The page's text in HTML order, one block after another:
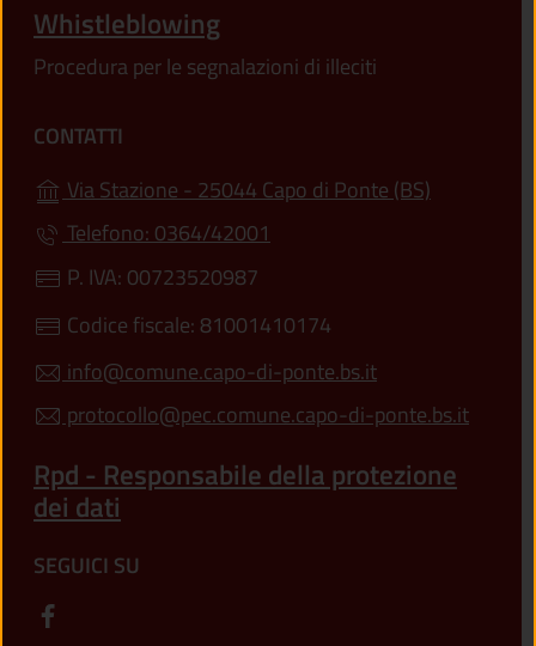
Whistleblowing
Procedura per le segnalazioni di illeciti
CONTATTI
Via Stazione - 25044 Capo di Ponte (BS)
Telefono: 0364/42001
P. IVA: 00723520987
Codice fiscale: 81001410174
info@comune.capo-di-ponte.bs.it
protocollo@pec.comune.capo-di-ponte.bs.it
Rpd - Responsabile della protezione
dei dati
SEGUICI SU